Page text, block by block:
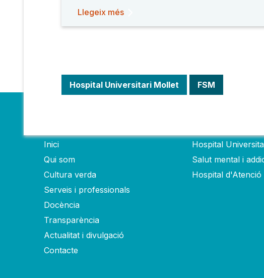
Llegeix més
Hospital Universitari Mollet FSM
Inici
Qui som
Cultura verda
Serveis i professionals
Docència
Transparència
Actualitat i divulgació
Contacte
Hospital
Salut mental i
Hospital